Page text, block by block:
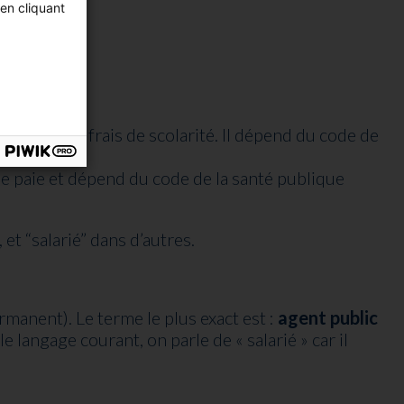
paye les frais de scolarité. Il dépend du code de
et dépend du code de la santé publique
“salarié” dans d’autres.
Le terme le plus exact est : agent public
courant, on parle de « salarié » car il
cliquant